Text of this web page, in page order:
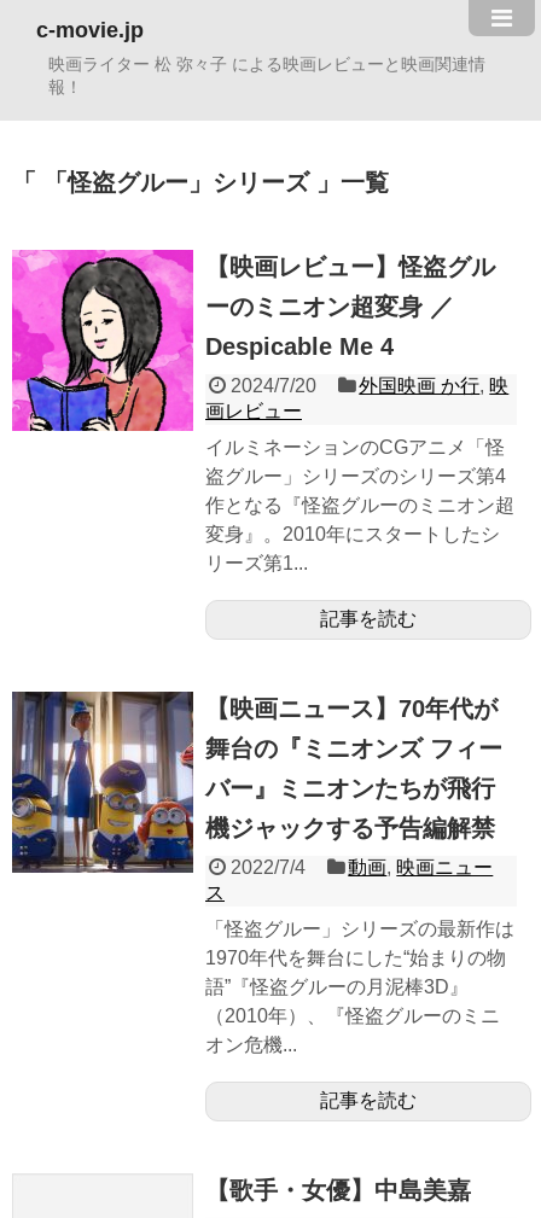
c-movie.jp
映画ライター 松 弥々子 による映画レビューと映画関連情
報！
「怪盗グルー」シリーズ 一覧
【映画レビュー】怪盗グル
ーのミニオン超変身 ／
Despicable Me 4
2024/7/20 外国映画 か行, 映
画レビュー
イルミネーションのCGアニメ「怪
盗グルー」シリーズのシリーズ第4
作となる『怪盗グルーのミニオン超
変身』。2010年にスタートしたシ
リーズ第1...
記事を読む
【映画ニュース】70年代が
舞台の『ミニオンズ フィー
バー』ミニオンたちが飛行
機ジャックする予告編解禁
2022/7/4 動画, 映画ニュー
ス
「怪盗グルー」シリーズの最新作は
1970年代を舞台にした“始まりの物
語”『怪盗グルーの月泥棒3D』
（2010年）、『怪盗グルーのミニ
オン危機...
記事を読む
【歌手・女優】中島美嘉